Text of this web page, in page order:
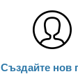
Създайте нов